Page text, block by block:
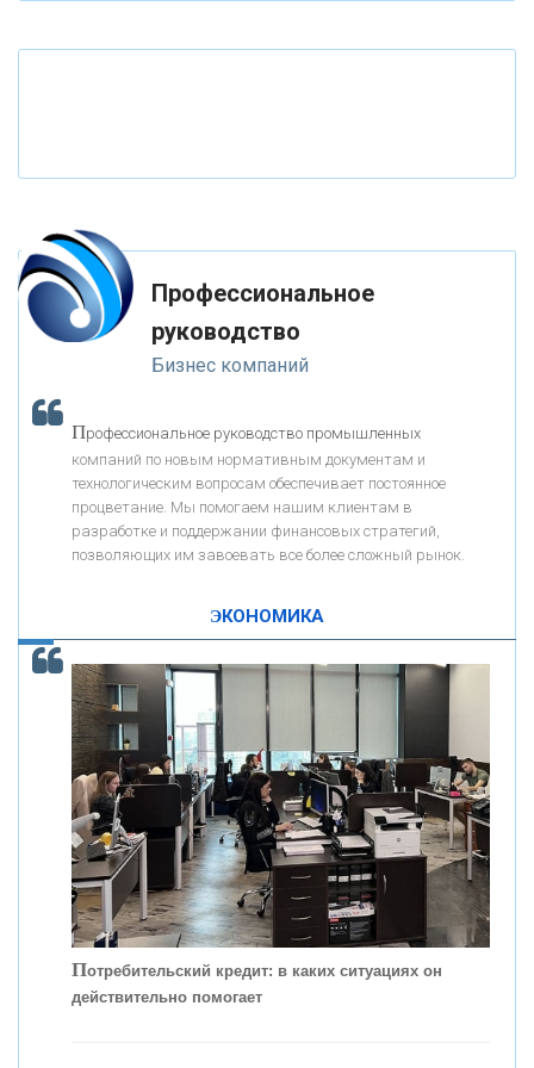
«ФК ОТКРЫТИЕ»
«ЗАПСИБКОМБАНК»
«РОСЕВРОБАНК»
«ПРЕСС-СЛУЖБА ВТБ24»
«АВТОГРАДБАНК»
ОНАС
КОНТАКТЫ
К ак Система быстрых платежей за пять лет
Профессиональное
руководство
Бизнес компаний
Профессиональное руководство промышленных
компаний по новым нормативным документам и
технологическим вопросам обеспечивает постоянное
процветание. Мы помогаем нашим клиентам в
разработке и поддержании финансовых стратегий,
позволяющих им завоевать все более сложный рынок.
ЭКОНОМИКА
Потребительский кредит: в каких ситуациях он
действительно помогает